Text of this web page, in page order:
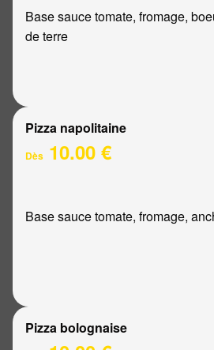
Base sauce tomate, fromage,
de terre
Pizza napolitaine
Dès 10.00 €
Base sauce tomate, fromage,
Pizza bolognaise